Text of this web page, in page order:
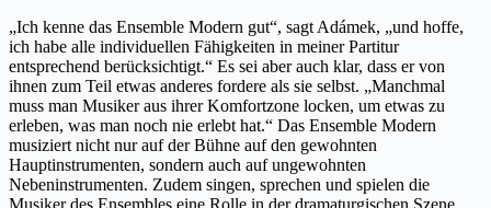
„Ich kenne das Ensemble Modern gut“, sagt Adámek, „und hoffe,
ich habe alle individuellen Fähigkeiten in meiner Partitur
entsprechend berücksichtigt.“ Es sei aber auch klar, dass er von
ihnen zum Teil etwas anderes fordere als sie selbst. „Manchmal
muss man Musiker aus ihrer Komfortzone locken, um etwas zu
erleben, was man noch nie erlebt hat.“ Das Ensemble Modern
musiziert nicht nur auf der Bühne auf den gewohnten
Hauptinstrumenten, sondern auch auf ungewohnten
Nebeninstrumenten. Zudem singen, sprechen und spielen die
Musiker des Ensembles eine Rolle in der dramaturgischen Szene.